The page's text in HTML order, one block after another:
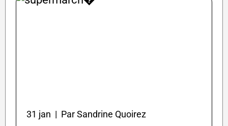
31 jan | Par Sandrine Quoirez